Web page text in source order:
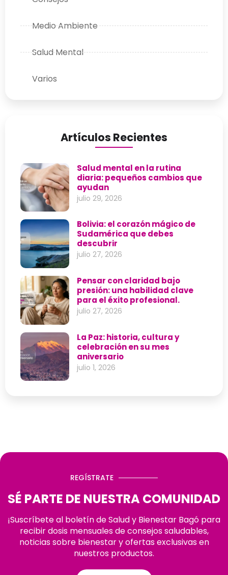
Medio Ambiente
Salud Mental
Varios
Artículos Recientes
Salud mental en la rutina
diaria: pequeños cambios que
ayudan
julio 29, 2026
Bolivia: el corazón mágico de
Sudamérica que debes
descubrir
julio 27, 2026
Pensar con claridad bajo
presión: una habilidad clave
para el éxito profesional.
julio 27, 2026
La Paz: historia, cultura y
celebración en su mes
aniversario
julio 1, 2026
REGÍSTRATE
SÉ PARTE DE NUESTRA COMUNIDAD
¡Suscríbete al boletín de Salud y Bienestar Bagó para
recibir dosis mensuales de consejos saludables,
noticias sobre bienestar y ofertas exclusivas en
nuestros productos.